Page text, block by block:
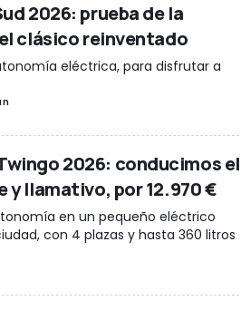
2026: prueba de la
clásico reinventado
eléctrica, para disfrutar a
2026: conducimos el
y llamativo, por 12.970 €
en un pequeño eléctrico
con 4 plazas y hasta 360 litros